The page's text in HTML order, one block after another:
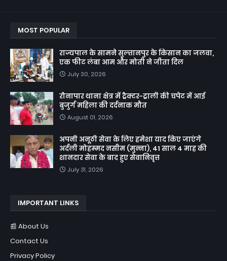
MOST POPULAR
राज्यपाल के सामने सुल्तानपुर के किसान का जलवा,
एक फीट लंबा आम और मोती ने जीता दिल
July 30, 2026
रौनापार थाना क्षेत्र में ट्रैक्टर-ट्राली की चपेट में आई
बुजुर्ग महिला की दर्दनाक मौत
August 01, 2026
अपनी अनूठी सेवा के लिए हमेशा याद किए जाएंगे
अर्दली मोहम्मद नसीम (मुन्ना), 41 साल 4 माह की
शानदार सेवा के बाद हुए सेवानिवृत्त
July 31, 2026
IMPORTANT LINKS
📰 About Us
Contact Us
Privacy Policy